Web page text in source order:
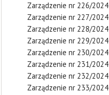
Zarządzenie nr 226/2024
Zarządzenie nr 227/2024
Zarządzenie nr 228/2024
Zarządzenie nr 229/2024
Zarządzenie nr 230/2024
Zarządzenie nr 231/2024
Zarządzenie nr 232/2024
Zarządzenie nr 233/2024